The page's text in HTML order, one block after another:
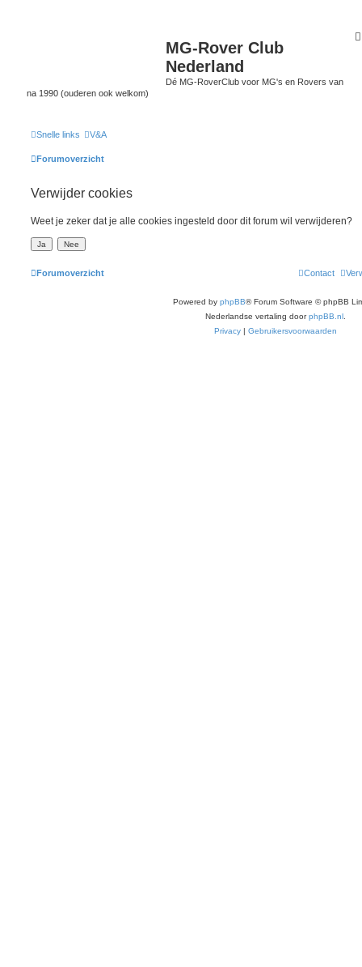
MG-Rover Club
Nederland
Dé MG-RoverClub voor MG's en Rovers van
na 1990 (ouderen ook welkom)
Snelle links V&A
Forumoverzicht
Verwijder cookies
Weet je zeker dat je alle cookies ingesteld door dit forum wil verwijderen?
Forumoverzicht Contact
Powered by phpBB® Forum Software © phpBB
Nederlandse vertaling doorphpBB.nl.
Privacy| Gebruikersvoorwaarden